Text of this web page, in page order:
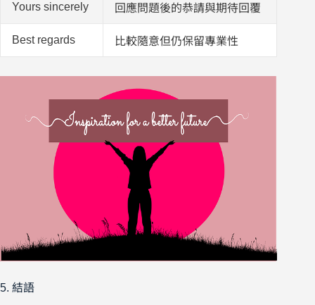
Yours sincerely 回應問題後的恭請與期待回覆
Best regards 比較隨意但仍保留專業性
5. 結語